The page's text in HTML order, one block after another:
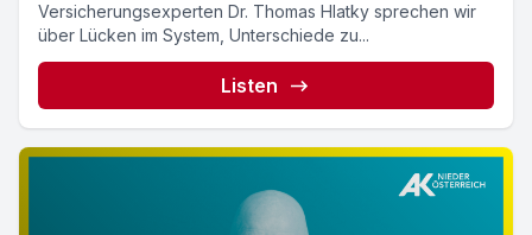
Versicherungsexperten Dr. Thomas Hlatky sprechen wir
über Lücken im System, Unterschiede zu...
Listen